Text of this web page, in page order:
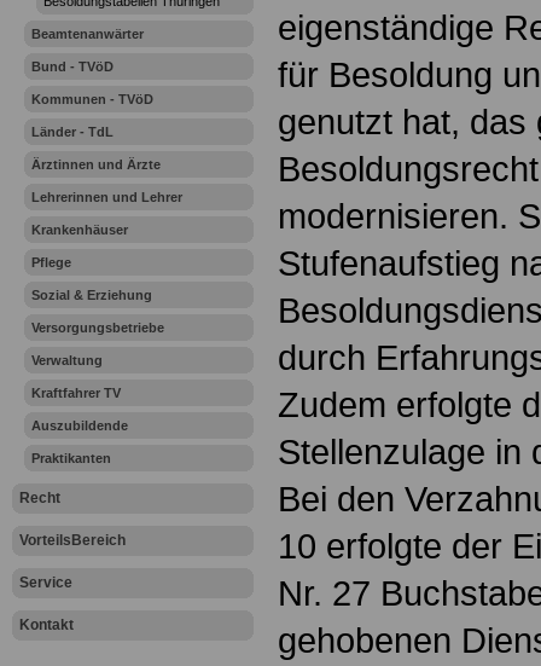
Beamtenanwärter
Bund - TVöD
Kommunen - TVöD
Länder - TdL
Ärztinnen und Ärzte
Lehrerinnen und Lehrer
Krankenhäuser
Pflege
Sozial & Erziehung
Versorgungsbetriebe
Verwaltung
Kraftfahrer TV
Auszubildende
Praktikanten
Recht
VorteilsBereich
Service
Kontakt
eigenständige
für Besoldung
genutzt hat, das
modernisieren.
Stufenaufstieg
durch
Zudem erfolgte
Stellenzulage in
Bei den
10 erfolgte der
Nr. 27
gehobenen